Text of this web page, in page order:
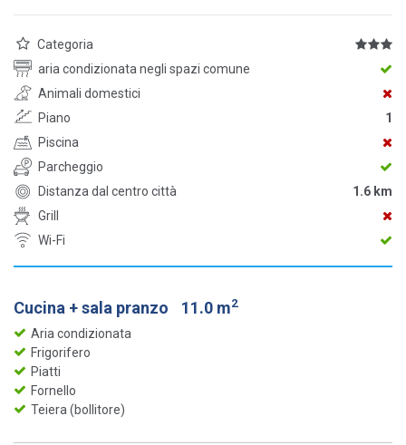
Categoria
aria condizionata negli spazi comune
Animali domestici
Piano
1
Piscina
Parcheggio
Distanza dal centro città
1.6 km
Grill
Wi-Fi
Cucina + sala pranzo 11.0 m2
Aria condizionata
Frigorifero
Piatti
Fornello
Teiera (bollitore)